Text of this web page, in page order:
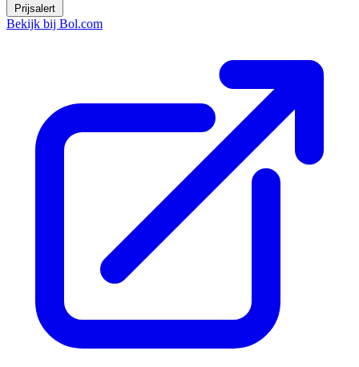
Prijsalert
Bekijk bij Bol.com